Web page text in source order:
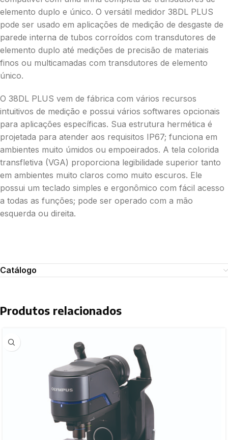
elemento duplo e único. O versátil medidor 38DL PLUS
pode ser usado em aplicações de medição de desgaste de
parede interna de tubos corroídos com transdutores de
elemento duplo até medições de precisão de materiais
finos ou multicamadas com transdutores de elemento
único.
O 38DL PLUS vem de fábrica com vários recursos
intuitivos de medição e possui vários softwares opcionais
para aplicações específicas. Sua estrutura hermética é
projetada para atender aos requisitos IP67; funciona em
ambientes muito úmidos ou empoeirados. A tela colorida
transfletiva (VGA) proporciona legibilidade superior tanto
em ambientes muito claros como muito escuros. Ele
possui um teclado simples e ergonômico com fácil acesso
a todas as funções; pode ser operado com a mão
esquerda ou direita.
Catálogo
Produtos relacionados